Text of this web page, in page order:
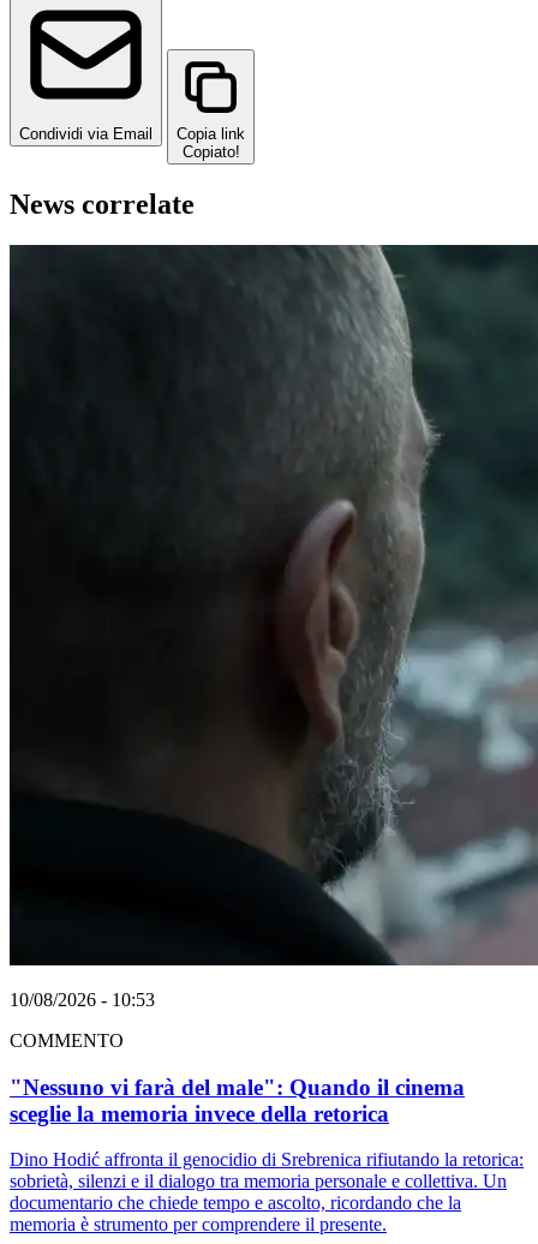
Condividi via Email
Copia link
Copiato!
News correlate
10/08/2026 - 10:53
COMMENTO
"Nessuno vi farà del male": Quando il cinema
sceglie la memoria invece della retorica
Dino Hodić affronta il genocidio di Srebrenica rifiutando la retorica:
sobrietà, silenzi e il dialogo tra memoria personale e collettiva. Un
documentario che chiede tempo e ascolto, ricordando che la
memoria è strumento per comprendere il presente.